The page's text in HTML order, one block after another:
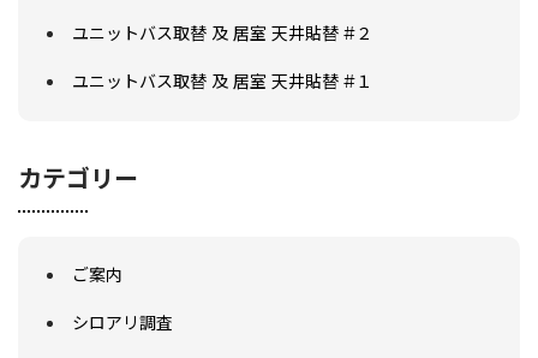
ユニットバス取替 及 居室 天井貼替 #２
ユニットバス取替 及 居室 天井貼替 #１
カテゴリー
ご案内
シロアリ調査